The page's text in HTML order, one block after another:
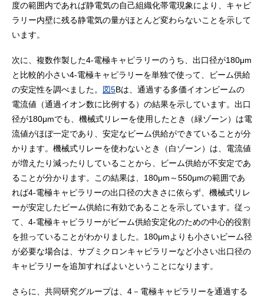
度の範囲内であれば静電気の自己組織化帯電現象により、キャピ
ラリー内壁に残る静電気の量がほとんど変わらないことを示して
います。
次に、複数作製した4-電極キャピラリーのうち、出口径が180μm
と比較的小さい4-電極キャピラリーを単独で使って、ビーム供給
の安定性を調べました。 図5Bは、通過する多価イオンビームの
電流値（通過イオン数に比例する）の結果を示しています。出口
径が180μmでも、機械式リレーを使用したとき（緑ゾーン）は電
流値がほぼ一定であり、安定なビーム供給ができていることが分
かります。機械式リレーを使わないとき（白ゾーン）は、電流値
が増えたり減ったりしていることから、ビーム供給が不安定であ
ることが分かります。この結果は、180μm～550μmの範囲であ
れば4-電極キャピラリーの出口径の大きさに依らず、機械式リレ
ーが安定したビーム供給に有効であることを示しています。従っ
て、4-電極キャピラリーがビーム供給安定化のための中心的役割
を担っていることがわかりました。180μmよりも小さいビーム径
が必要な場合は、サブミクロンキャピラリーなど小さい出口径の
キャピラリーを追加すればよいということになります。
さらに、共同研究グループは、4－電極キャピラリーを通過する